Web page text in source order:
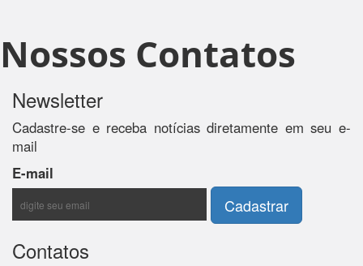
Nossos Contatos
Newsletter
Cadastre-se e receba notícias diretamente em seu e-
mail
E-mail
Contatos